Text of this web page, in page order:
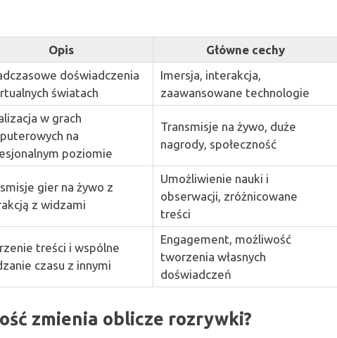
Opis Główne cechy
doświadczenia
światach
Imersja, interakcja,
zaawansowane technologie
w grach
na
poziomie
Transmisje na żywo, duże
nagrody, społeczność
gier na żywo z
z widzami
Umożliwienie nauki i
obserwacji, zróżnicowane
treści
treści i wspólne
czasu z innymi
Engagement, możliwość
tworzenia własnych
doświadczeń
zmienia oblicze rozrywki?